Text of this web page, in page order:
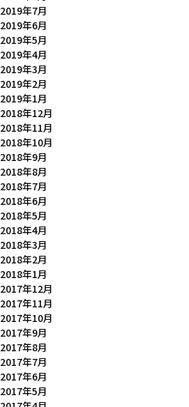
2019年7月
2019年6月
2019年5月
2019年4月
2019年3月
2019年2月
2019年1月
2018年12月
2018年11月
2018年10月
2018年9月
2018年8月
2018年7月
2018年6月
2018年5月
2018年4月
2018年3月
2018年2月
2018年1月
2017年12月
2017年11月
2017年10月
2017年9月
2017年8月
2017年7月
2017年6月
2017年5月